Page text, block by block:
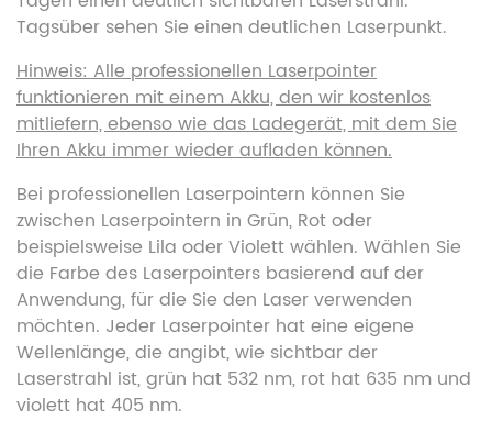
Tagsüber sehen Sie einen deutlichen Laserpunkt.
Hinweis: Alle professionellen Laserpointer
funktionieren mit einem Akku, den wir kostenlos
mitliefern, ebenso wie das Ladegerät, mit dem Sie
Ihren Akku immer wieder aufladen können.
Bei professionellen Laserpointern können Sie
zwischen Laserpointern in Grün, Rot oder
beispielsweise Lila oder Violett wählen. Wählen Sie
die Farbe des Laserpointers basierend auf der
Anwendung, für die Sie den Laser verwenden
möchten. Jeder Laserpointer hat eine eigene
Wellenlänge, die angibt, wie sichtbar der
Laserstrahl ist, grün hat 532 nm, rot hat 635 nm und
violett hat 405 nm.